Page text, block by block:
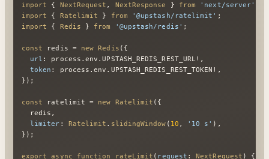
import { NextRequest , NextResponse } from 'next/server'
import { Ratelimit } from '@upstash/ratelimit'
import { Redis } from '@upstash/redis' ;
const redis = new Redis ({
url : process.env .UPSTASH_REDIS_REST_URL !,
token : process.env . UPSTASH_REDIS_REST_TOKEN !,
});
const ratelimit = new Ratelimit ({
  redis,
limiter : Ratelimit . slidingWindow ( 10 , '10 s' ),
});
export async function rateLimit ( request : NextRequest ) {